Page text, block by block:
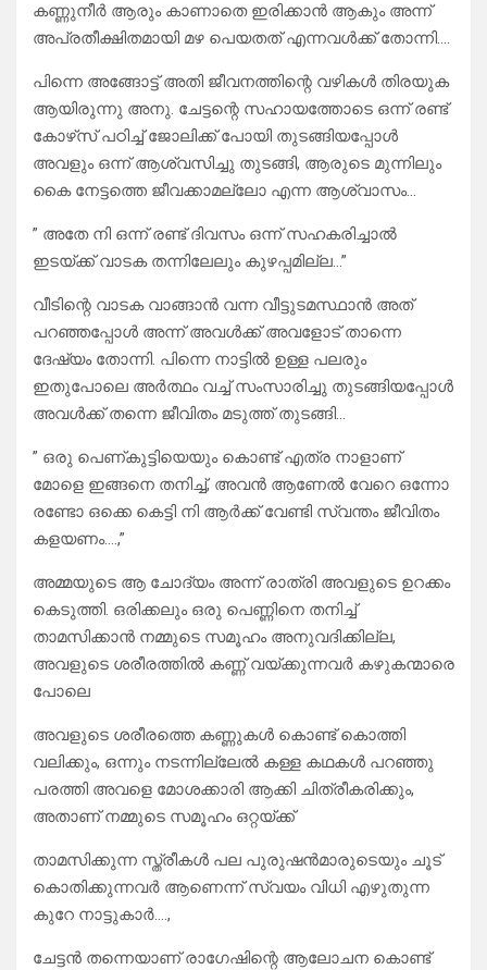
കണ്ണുനീർ ആരും കാണാതെ ഇരിക്കാൻ ആകും അന്ന്
അപ്രതീക്ഷിതമായി മഴ പെയതത് എന്നവൾക്ക് തോന്നി….
പിന്നെ അങ്ങോട്ട് അതി ജീവനത്തിന്റെ വഴികൾ തിരയുക
ആയിരുന്നു അനു. ചേട്ടന്റെ സഹായത്തോടെ ഒന്ന് രണ്ട്
കോഴ്‌സ് പഠിച്ച് ജോലിക്ക് പോയി തുടങ്ങിയപ്പോൾ
അവളും ഒന്ന് ആശ്വസിച്ചു തുടങ്ങി, ആരുടെ മുന്നിലും
കൈ നേട്ടത്തെ ജീവക്കാമല്ലോ എന്ന ആശ്വാസം…
” അതേ നി ഒന്ന് രണ്ട് ദിവസം ഒന്ന് സഹകരിച്ചാൽ
ഇടയ്ക്ക് വാടക തന്നിലേലും കുഴപ്പമില്ല…”
വീടിന്റെ വാടക വാങ്ങാൻ വന്ന വീട്ടുടമസ്ഥാൻ അത്
പറഞ്ഞപ്പോൾ അന്ന് അവൾക്ക് അവളോട് താന്നെ
ദേഷ്യം തോന്നി. പിന്നെ നാട്ടിൽ ഉള്ള പലരും
ഇതുപോലെ അർത്ഥം വച്ച് സംസാരിച്ചു തുടങ്ങിയപ്പോൾ
അവൾക്ക് തന്നെ ജീവിതം മടുത്ത് തുടങ്ങി…
” ഒരു പെണ്കുട്ടിയെയും കൊണ്ട് എത്ര നാളാണ്
മോളെ ഇങ്ങനെ തനിച്ച്, അവൻ ആണേൽ വേറെ ഒന്നോ
രണ്ടോ ഒക്കെ കെട്ടി നി ആർക്ക് വേണ്ടി സ്വന്തം ജീവിതം
കളയണം….,”
അമ്മയുടെ ആ ചോദ്യം അന്ന് രാത്രി അവളുടെ ഉറക്കം
കെടുത്തി. ഒരിക്കലും ഒരു പെണ്ണിനെ തനിച്ച്
താമസിക്കാൻ നമ്മുടെ സമൂഹം അനുവദിക്കില്ല,
അവളുടെ ശരീരത്തിൽ കണ്ണ് വയ്ക്കുന്നവർ കഴുകന്മാരെ
പോലെ
അവളുടെ ശരീരത്തെ കണ്ണുകൾ കൊണ്ട് കൊത്തി
വലിക്കും, ഒന്നും നടന്നില്ലേൽ കള്ള കഥകൾ പറഞ്ഞു
പരത്തി അവളെ മോശക്കാരി ആക്കി ചിത്രീകരിക്കും,
അതാണ് നമ്മുടെ സമൂഹം ഒറ്റയ്ക്ക്
താമസിക്കുന്ന സ്ത്രീകൾ പല പുരുഷൻമാരുടെയും ചൂട്
കൊതിക്കുന്നവർ ആണെന്ന് സ്വയം വിധി എഴുതുന്ന
കുറേ നാട്ടുകാർ….,
ചേട്ടൻ തന്നെയാണ് രാഗേഷിന്റെ ആലോചന കൊണ്ട്